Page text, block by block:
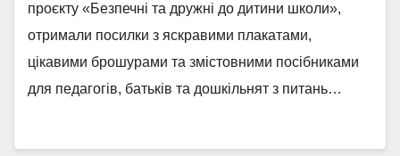
проєкту «Безпечні та дружні до дитини школи»,
отримали посилки з яскравими плакатами,
цікавими брошурами та змістовними посібниками
для педагогів, батьків та дошкільнят з питань…